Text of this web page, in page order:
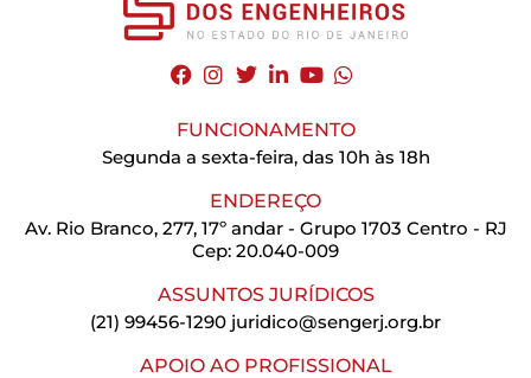
FUNCIONAMENTO
Segunda a sexta-feira, das 10h às 18h
ENDEREÇO
Av. Rio Branco, 277, 17º andar - Grupo 1703 Centro - RJ
Cep: 20.040-009
ASSUNTOS JURÍDICOS
(21) 99456-1290 juridico@sengerj.org.br
APOIO AO PROFISSIONAL